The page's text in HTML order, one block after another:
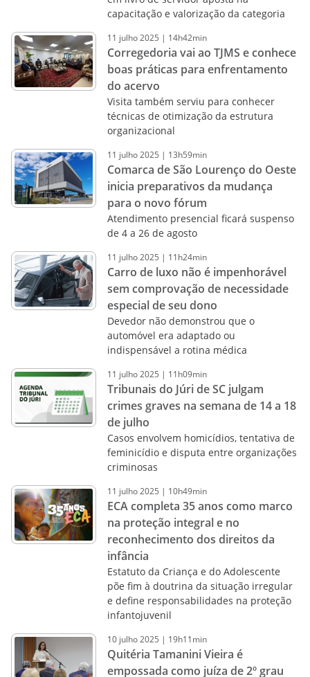
capacitação e valorização da categoria
11 julho2025 | 14h42min
Corregedoria vai ao TJMS e conhece
boas práticas para enfrentamento
do acervo
Visita também serviu para conhecer
técnicas de otimização da estrutura
organizacional
11 julho2025 | 13h59min
Comarca de São Lourenço do Oeste
inicia preparativos da mudança
para o novo fórum
Atendimento presencial ficará suspenso
de 4 a 26 de agosto
11 julho2025 | 11h24min
Carro de luxo não é impenhorável
sem comprovação de necessidade
especial de seu dono
Devedor não demonstrou que o
automóvel era adaptado ou
indispensável a rotina médica
11 julho2025 | 11h09min
Tribunais do Júri de SC julgam
crimes graves na semana de 14 a 18
de julho
Casos envolvem homicídios, tentativa de
feminicídio e disputa entre organizações
criminosas
11 julho2025 | 10h49min
ECA completa 35 anos como marco
na proteção integral e no
reconhecimento dos direitos da
infância
Estatuto da Criança e do Adolescente
põe fim à doutrina da situação irregular
e define responsabilidades na proteção
infantojuvenil
10 julho2025 | 19h11min
Quitéria Tamanini Vieira é
empossada como juíza de 2º grau